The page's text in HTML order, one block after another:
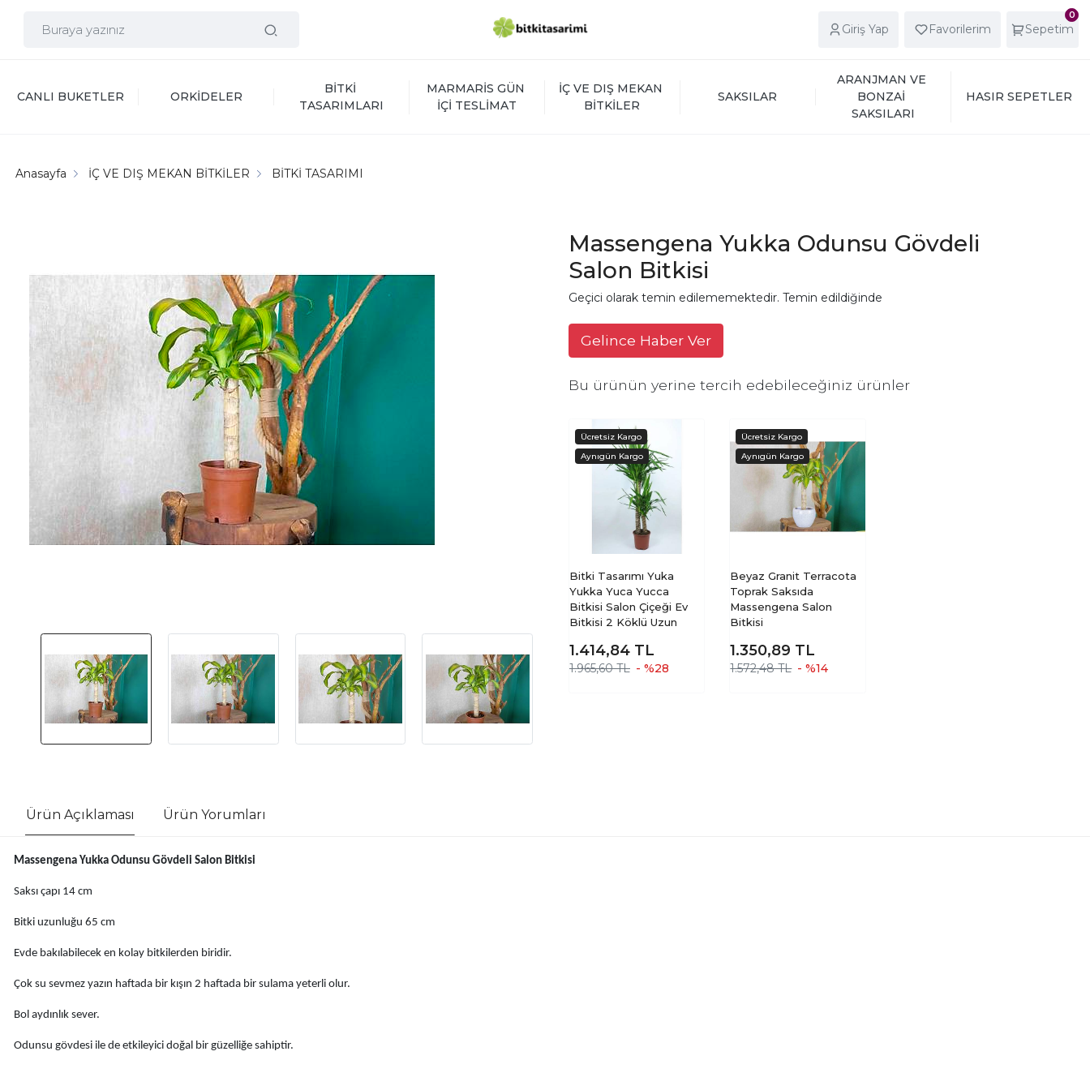
Giriş Yap Favorilerim
0
Sepetim
CANLI BUKETLER ORKİDELER
BİTKİ
TASARIMLARI
MARMARİS GÜN
İÇİ TESLİMAT
İÇ VE DIŞ MEKAN
BİTKİLER
SAKSILAR
ARANJMAN VE
BONZAİ
SAKSILARI
HASIR SEPETLER
Anasayfa İÇ VE DIŞ MEKAN BİTKİLER BİTKİ TASARIMI
Massengena Yukka Odunsu Gövdeli
Salon Bitkisi
Geçici olarak temin edilememektedir. Temin edildiğinde
Gelince Haber Ver
Bu ürünün yerine tercih edebileceğiniz ürünler
Bitki Tasarımı Yuka
Yukka Yuca Yucca
Bitkisi Salon Çiçeği Ev
Bitkisi 2 Köklü Uzun
1.414,84 TL
1.965,60 TL - %28
Beyaz Granit Terracota
Toprak Saksıda
Massengena Salon
Bitkisi
1.350,89 TL
1.572,48 TL - %14
Ürün Açıklaması Ürün Yorumları
Massengena Yukka Odunsu Gövdeli Salon Bitkisi
Saksı çapı 14 cm
Bitki uzunluğu 65 cm
Evde bakılabilecek en kolay bitkilerden biridir.
Çok su sevmez yazın haftada bir kışın 2 haftada bir sulama yeterli olur.
Bol aydınlık sever.
Odunsu gövdesi ile de etkileyici doğal bir güzelliğe sahiptir.